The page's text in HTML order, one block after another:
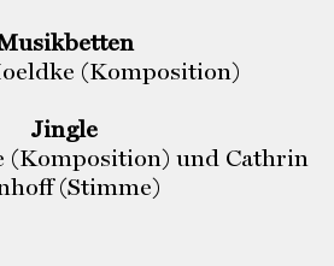
(Komposition)
Jingle
(Komposition) und Cathrin
(Stimme)